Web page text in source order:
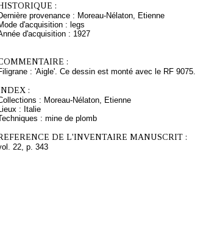
:
provenance : Moreau-Nélaton, Etienne
d'acquisition : legs
d'acquisition : 1927
:
: 'Aigle'. Ce dessin est monté avec le RF 9075.
:
: Moreau-Nélaton, Etienne
: Italie
: mine de plomb
DE L'INVENTAIRE MANUSCRIT :
22, p. 343